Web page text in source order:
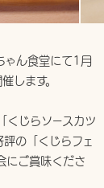
ゃん食堂にて1月
します。
くじらソースカツ
の「くじらフェ
にご賞味くださ